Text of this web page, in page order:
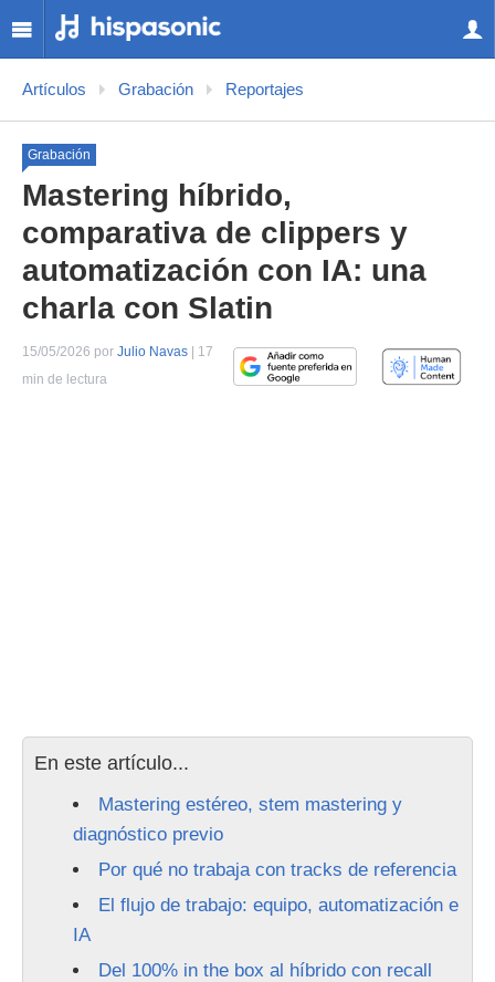
Artículos Grabación Reportajes
Grabación
Mastering híbrido,
comparativa de clippers y
automatización con IA: una
charla con Slatin
15/05/2026 por Julio Navas | 17
min de lectura
En este artículo...
Mastering estéreo, stem mastering y
diagnóstico previo
Por qué no trabaja con tracks de referencia
El flujo de trabajo: equipo, automatización e
IA
Del 100% in the box al híbrido con recall